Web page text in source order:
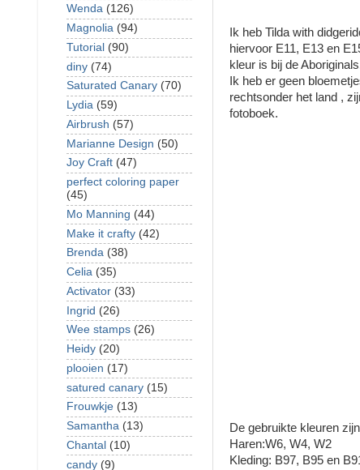
Ik heb Tilda with
hiervoor E11, E13 en
kleur is bij de
Ik heb er geen
rechtsonder het land ,
fotoboek.
De gebruikte kleuren
Haren:W6, W4, W2
Kleding: B97, B95 en
Wenda (126)
Magnolia (94)
Tutorial (90)
diny (74)
Saturated Canary (70)
Lydia (59)
Airbrush (57)
Marianne Design (50)
Joy Craft (47)
perfect coloring paper
(45)
Mo Manning (44)
Make it crafty (42)
Brenda (38)
Celia (35)
Activator (33)
Ingrid (26)
Wee stamps (26)
Heidy (20)
plooien (17)
satured canary (15)
Frouwkje (13)
Samantha (13)
Chantal (10)
candy (9)